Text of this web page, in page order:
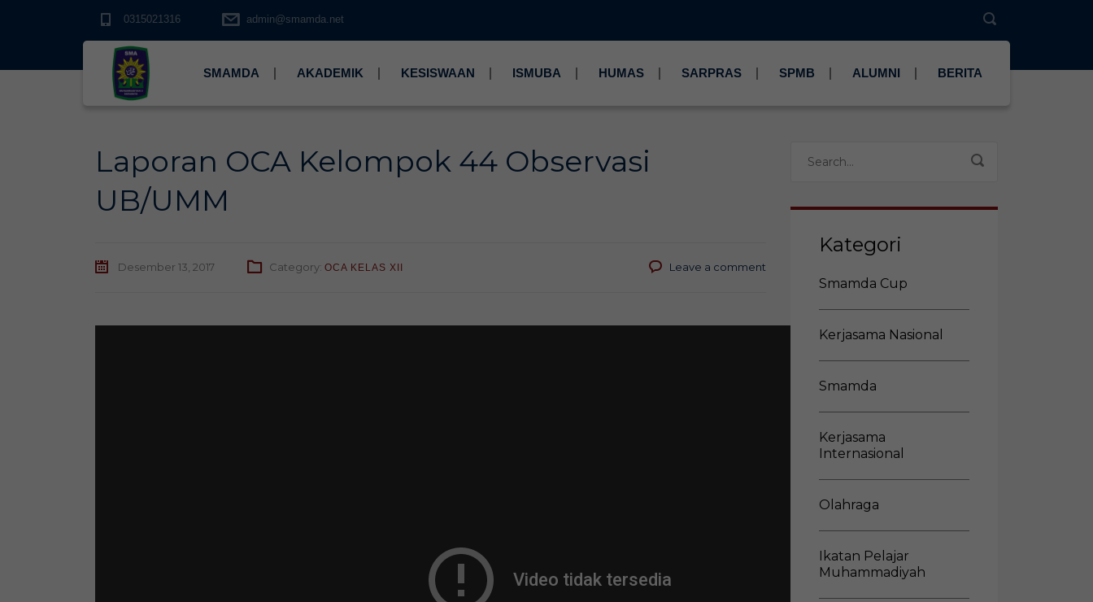
0315021316 admin@smamda.net
SMAMDA AKADEMIK KESISWAAN ISMUBA HUMAS SARPRAS SPMB ALUMNI BERITA
Laporan OCA Kelompok 44 Observasi
UB/UMM
Desember 13, 2017 Category: OCA KELAS XII Leave a comment
Kategori
Smamda Cup
Kerjasama Nasional
Smamda
Kerjasama
Internasional
Olahraga
Ikatan Pelajar
Muhammadiyah